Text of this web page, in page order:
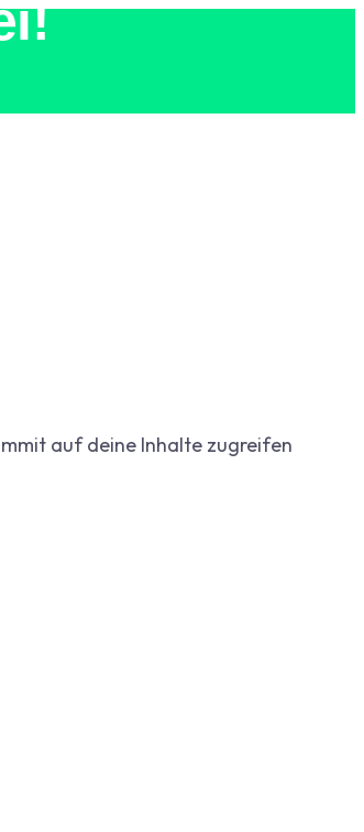
auf deine Inhalte zugreifen